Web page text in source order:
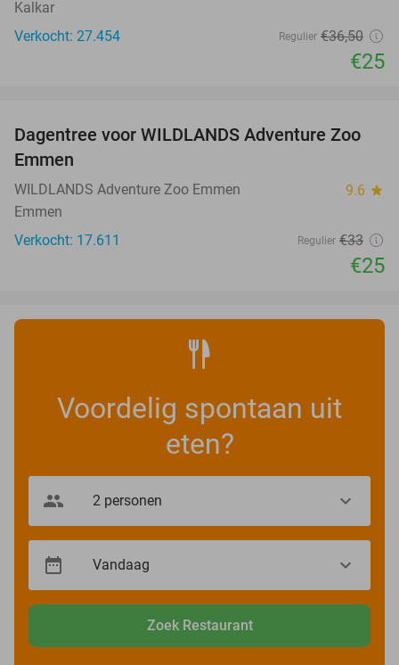
Kalkar
Verkocht: 27.454
Regulier €36,50
€25
24%
Dagentree voor WILDLANDS Adventure Zoo
Emmen
WILDLANDS Adventure Zoo Emmen 9.6 star
Emmen
Verkocht: 17.611
Regulier €33
€25
Voordelig spontaan uit
eten?
Zoek Restaurant